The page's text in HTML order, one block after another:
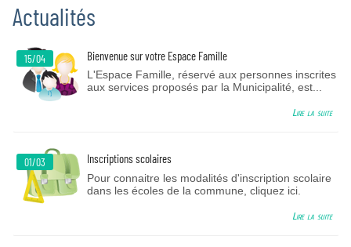
Actualités
15/04 Bienvenue sur votre Espace Famille
L'Espace Famille, réservé aux personnes inscrites
aux services proposés par la Municipalité, est...
Lire la suite
01/03 Inscriptions scolaires
Pour connaitre les modalités d'inscription scolaire
dans les écoles de la commune, cliquez ici.
Lire la suite